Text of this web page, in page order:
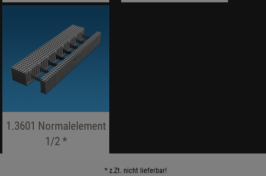
1.3601 Normalelement
1/2 *
* z.Zt. nicht lieferbar!